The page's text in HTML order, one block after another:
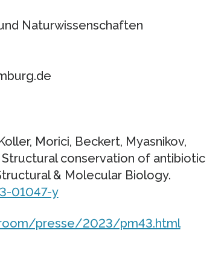
Naturwissenschaften
Morici, Beckert, Myasnikov,
conservation of antibiotic
& Molecular Biology.
01047-y
presse/2023/pm43.html